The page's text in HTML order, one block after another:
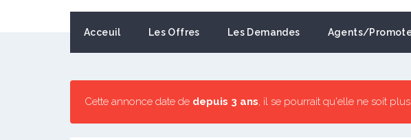
Acceuil Les Offres Les Demandes Agents/
Cette annonce date de depuis 3 ans, il se pourrait qu'elle ne soit